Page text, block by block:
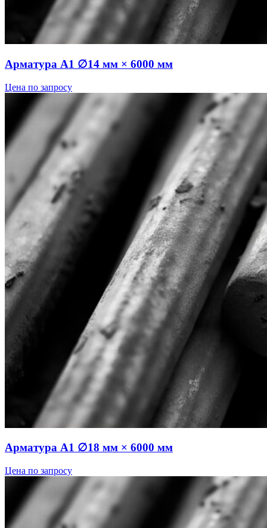
Арматура А1 ∅14 мм × 6000 мм
Цена по запросу
Арматура А1 ∅18 мм × 6000 мм
Цена по запросу